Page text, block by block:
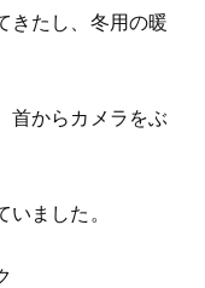
きたし、冬用の暖
首からカメラをぶ
ました。